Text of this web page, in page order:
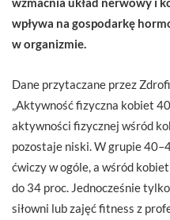
wpływa na gospodarkę
w organizmie.
Dane przytaczane przez
„Aktywność fizyczna kobiet
aktywności fizycznej wśród
pozostaje niski. W grupie
ćwiczy w ogóle, a wśród
do 34 proc. Jednocześnie
siłowni lub zajęć fitness z